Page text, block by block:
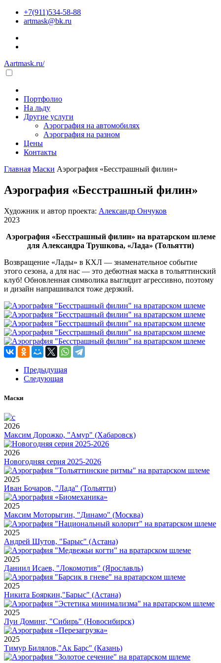
+7(911)534-58-88
artmask@bk.ru
Aartmask.ru/
Портфолио
На льду
Другие услуги
Аэрография на автомобилях
Аэрография на разном
Цены
Контакты
Главная Маски Аэрография «Бесстрашный филин»
Аэрография «Бесстрашный филин»
Художник и автор проекта: Александр Ончуков
2023
Аэрография «Бесстрашный филин» на вратарском шлеме
для Александра Трушкова, «Лада» (Тольятти)
Возвращение «Лады» в КХЛ — знаменательное событие
этого сезона, а для нас — это дебютная маска в тольяттинский
клуб! Обновленная символика выглядит агрессивно, поэтому
и дизайн напрашивался тоже дерзкий.
Предыдущая
Следующая
Маски
2026
Максим Дорожко, "Амур" (Хабаровск)
2026
Новогодняя серия 2025-2026
2025
Иван Бочаров, "Лада" (Тольятти)
2025
Максим Моторыгин, "Динамо" (Москва)
2025
Андрей Шутов, "Барыс" (Астана)
2025
Даниил Исаев, "Локомотив" (Ярославль)
2025
Никита Бояркин,"Барыс" (Астана)
2025
Луи Доминг, "Сибирь" (Новосибирск)
2025
Тимур Билялов,"Ак Барс" (Казань)